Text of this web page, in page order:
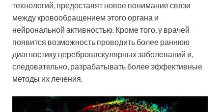
технологий, предоставят новое понимание связи
между кровообращением этого органа и
нейрональной активностью. Кроме того, у врачей
появится возможность проводить более раннюю
диагностику цереброваскулярных заболеваний и,
следовательно, разрабатывать более эффективные
методы их лечения.